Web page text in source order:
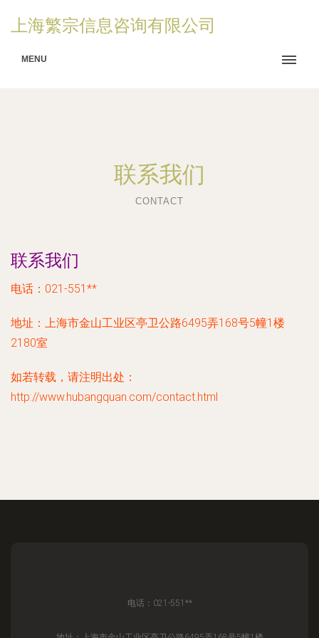
上海繁宗信息咨询有限公司
MENU
联系我们
CONTACT
联系我们
电话：021-551**
地址：上海市金山工业区亭卫公路6495弄168号5幢1楼
2180室
如若转载，请注明出处：
http://www.hubangquan.com/contact.html
电话：021-551**